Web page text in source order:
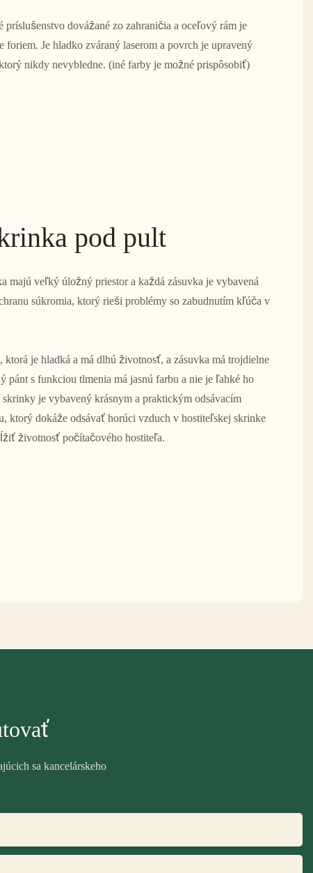
dovážané zo zahraničia a oceľový rám je
foriem. Je hladko zváraný laserom a povrch je upravený
nikdy nevybledne. (iné farby je možné prispôsobiť)
pod pult
majú veľký úložný priestor a každá zásuvka je vybavená
súkromia, ktorý rieši problémy so zabudnutím kľúča v
ktorá je hladká a má dlhú životnosť, a zásuvka má trojdielne
pánt s funkciou tlmenia má jasnú farbu a nie je ľahké ho
je vybavený krásnym a praktickým odsávacím
ktorý dokáže odsávať horúci vzduch v hostiteľskej skrinke
životnosť počítačového hostiteľa.
sa kancelárskeho